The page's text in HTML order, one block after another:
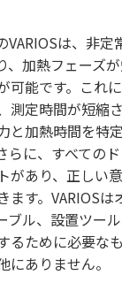
VARIOSは、非
、加熱フェーズ
可能です。これ
測定時間が短縮
と加熱時間を特
らに、すべての
があり、正しい
ます。VARIOS
ブル、設置ツー
るために必要な
にありません。